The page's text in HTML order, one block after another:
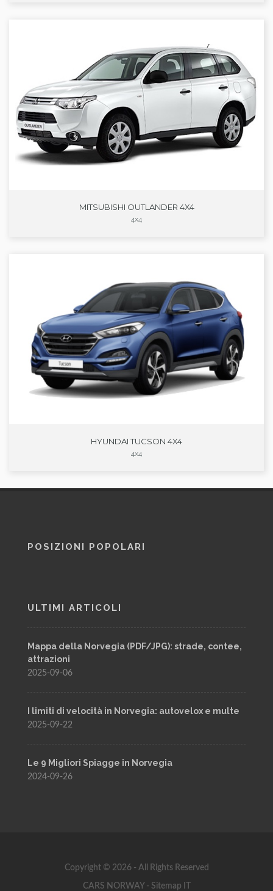
MITSUBISHI OUTLANDER 4X4
4x4
HYUNDAI TUCSON 4X4
4x4
POSIZIONI POPOLARI
ULTIMI ARTICOLI
Mappa della Norvegia (PDF/JPG): strade, contee,
attrazioni
2025-09-06
I limiti di velocità in Norvegia: autovelox e multe
2025-09-22
Le 9 Migliori Spiagge in Norvegia
2024-09-26
Copyright © 2026 - All Rights Reserved
CARS NORWAY - Sitemap IT